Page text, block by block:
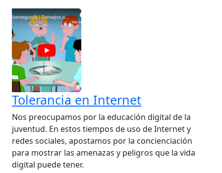
Tolerancia en Internet
Nos preocupamos por la educación digital de la
juventud. En estos tiempos de uso de Internet y
redes sociales, apostamos por la concienciación
para mostrar las amenazas y peligros que la vida
digital puede tener.